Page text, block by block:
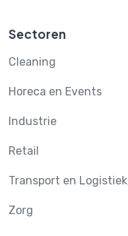
Sectoren
Cleaning
Horeca en Events
Industrie
Retail
Transport en Logistiek
Zorg